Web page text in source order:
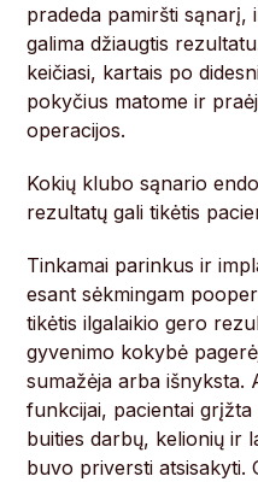
pradeda pamiršti sąnarį,
galima džiaugtis
keičiasi, kartais po
pokyčius matome ir
operacijos.
Kokių klubo sąnario
rezultatų gali tikėtis
Tinkamai parinkus ir
esant sėkmingam
tikėtis ilgalaikio gero
gyvenimo kokybė
sumažėja arba išnyksta.
funkcijai, pacientai
buities darbų, kelionių ir
buvo priversti atsisakyti.